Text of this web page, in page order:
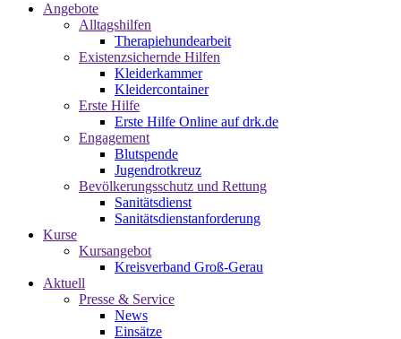
Angebote
Alltagshilfen
Therapiehundearbeit
Existenzsichernde Hilfen
Kleiderkammer
Kleidercontainer
Erste Hilfe
Erste Hilfe Online auf drk.de
Engagement
Blutspende
Jugendrotkreuz
Bevölkerungsschutz und Rettung
Sanitätsdienst
Sanitätsdienstanforderung
Kurse
Kursangebot
Kreisverband Groß-Gerau
Aktuell
Presse & Service
News
Einsätze